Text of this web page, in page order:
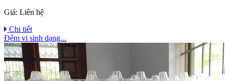
Giá: Liên hệ
Chi tiết
Đệm vi sinh dạng...